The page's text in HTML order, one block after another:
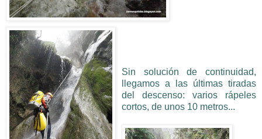
Sin solución de continuidad,
llegamos a las últimas tiradas
del descenso: varios rápeles
cortos, de unos 10 metros...